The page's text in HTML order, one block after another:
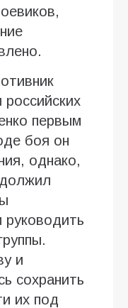
первым
боя он
однако,
руководить
и
сохранить
их под